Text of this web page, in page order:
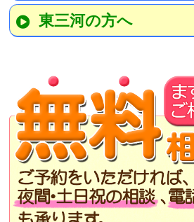
東三河の方へ